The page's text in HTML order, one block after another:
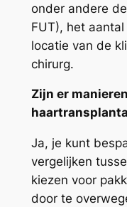
onder andere
FUT), het
locatie van de
chirurg.
Zijn er
Ja, je kunt
vergelijken
kiezen voor
door te